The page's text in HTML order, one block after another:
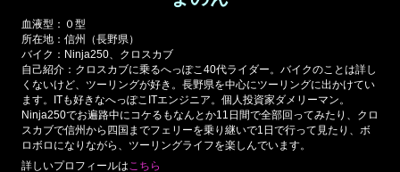
血液型：０型
所在地：信州（長野県）
バイク：Ninja250、クロスカブ
自己紹介：クロスカブに乗るへっぽこ40代ライダー。バイクのことは詳し
くないけど、ツーリングが好き。長野県を中心にツーリングに出かけてい
ます。ITも好きなへっぽこITエンジニア。個人投資家ダメリーマン。
Ninja250でお遍路中にコケるもなんとか11日間で全部回ってみたり、クロ
スカブで信州から四国までフェリーを乗り継いで1日で行って見たり、ボ
ロボロになりながら、ツーリングライフを楽しんでいます。
詳しいプロフィールは こちら